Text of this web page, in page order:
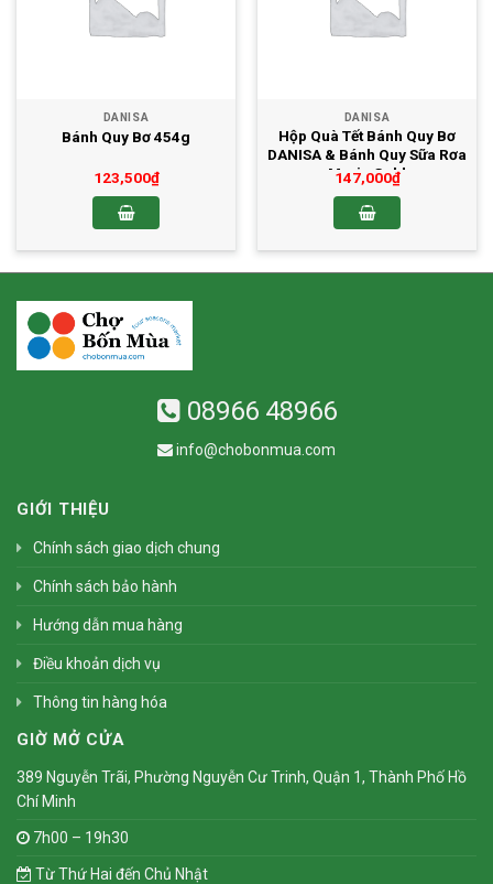
DANISA
Bánh Quy Bơ 454g
123,500₫
DANISA
Hộp Quà Tết Bánh Quy Bơ
DANISA & Bánh Quy Sữa Rơa
Marie Gold
147,000₫
08966 48966
info@chobonmua.com
GIỚI THIỆU
Chính sách giao dịch chung
Chính sách bảo hành
Hướng dẫn mua hàng
Điều khoản dịch vụ
Thông tin hàng hóa
GIỜ MỞ CỬA
389 Nguyễn Trãi, Phường Nguyễn Cư Trinh, Quận 1, Thành Phố Hồ
Chí Minh
7h00 – 19h30
Từ Thứ Hai đến Chủ Nhật